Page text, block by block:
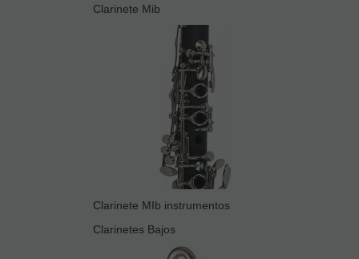
Clarinete Mib
Clarinete MIb instrumentos
Clarinetes Bajos